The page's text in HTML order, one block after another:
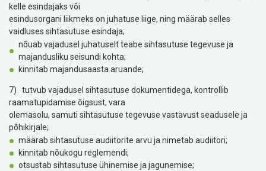
kelle esindajaks või
esindusorgani liikmeks on juhatuse liige, ning määrab selles
vaidluses sihtasutuse esindaja;
nõuab vajadusel juhatuselt teabe sihtasutuse tegevuse ja
majandusliku seisundi kohta;
kinnitab majandusaasta aruande;
7) tutvub vajadusel sihtasutuse dokumentidega, kontrollib
raamatupidamise õigsust, vara
olemasolu, samuti sihtasutuse tegevuse vastavust seadusele ja
põhikirjale;
määrab sihtasutuse audiitorite arvu ja nimetab audiitori;
kinnitab nõukogu reglemendi;
otsustab sihtasutuse ühinemise ja jagunemise;